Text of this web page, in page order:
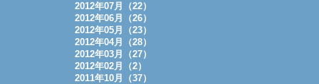
2012年07月（22）
2012年06月（26）
2012年05月（23）
2012年04月（28）
2012年03月（27）
2012年02月（2）
2011年10月（37）